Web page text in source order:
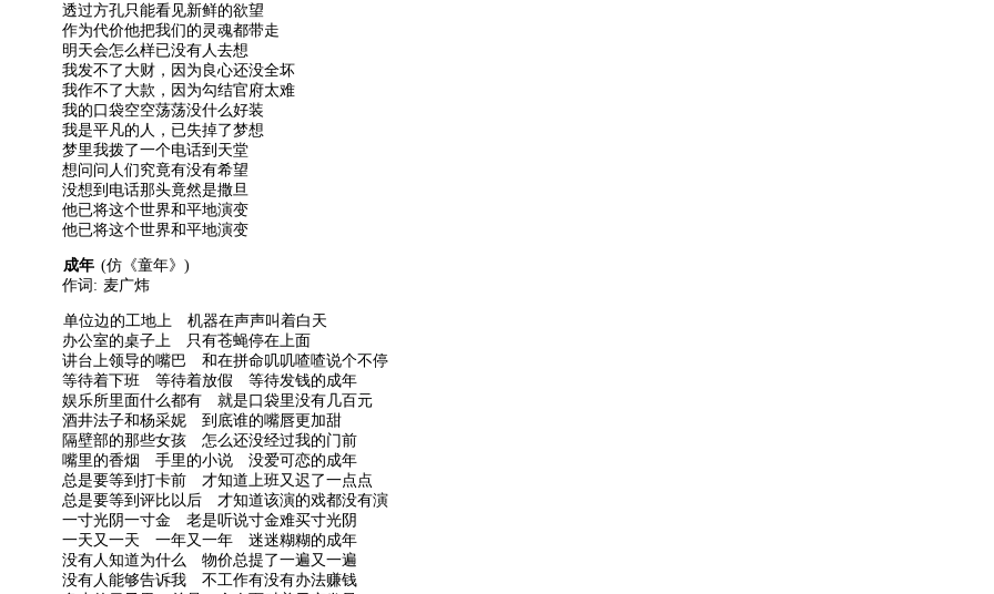
透过方孔只能看见新鲜的欲望
作为代价他把我们的灵魂都带走
明天会怎么样已没有人去想
我发不了大财，因为良心还没全坏
我作不了大款，因为勾结官府太难
我的口袋空空荡荡没什么好装
我是平凡的人，已失掉了梦想
梦里我拨了一个电话到天堂
想问问人们究竟有没有希望
没想到电话那头竟然是撒旦
他已将这个世界和平地演变
他已将这个世界和平地演变
成年 (仿《童年》)
作词: 麦广炜
单位边的工地上 机器在声声叫着白天
办公室的桌子上 只有苍蝇停在上面
讲台上领导的嘴巴 和在拼命叽叽喳喳说个不停
等待着下班 等待着放假 等待发钱的成年
娱乐所里面什么都有 就是口袋里没有几百元
酒井法子和杨采妮 到底谁的嘴唇更加甜
隔壁部的那些女孩 怎么还没经过我的门前
嘴里的香烟 手里的小说 没爱可恋的成年
总是要等到打卡前 才知道上班又迟了一点点
总是要等到评比以后 才知道该演的戏都没有演
一寸光阴一寸金 老是听说寸金难买寸光阴
一天又一天 一年又一年 迷迷糊糊的成年
没有人知道为什么 物价总提了一遍又一遍
没有人能够告诉我 不工作有没有办法赚钱